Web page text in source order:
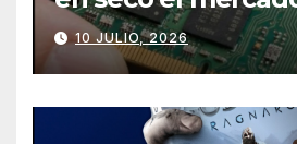
de PCs
10 JULIO, 2026